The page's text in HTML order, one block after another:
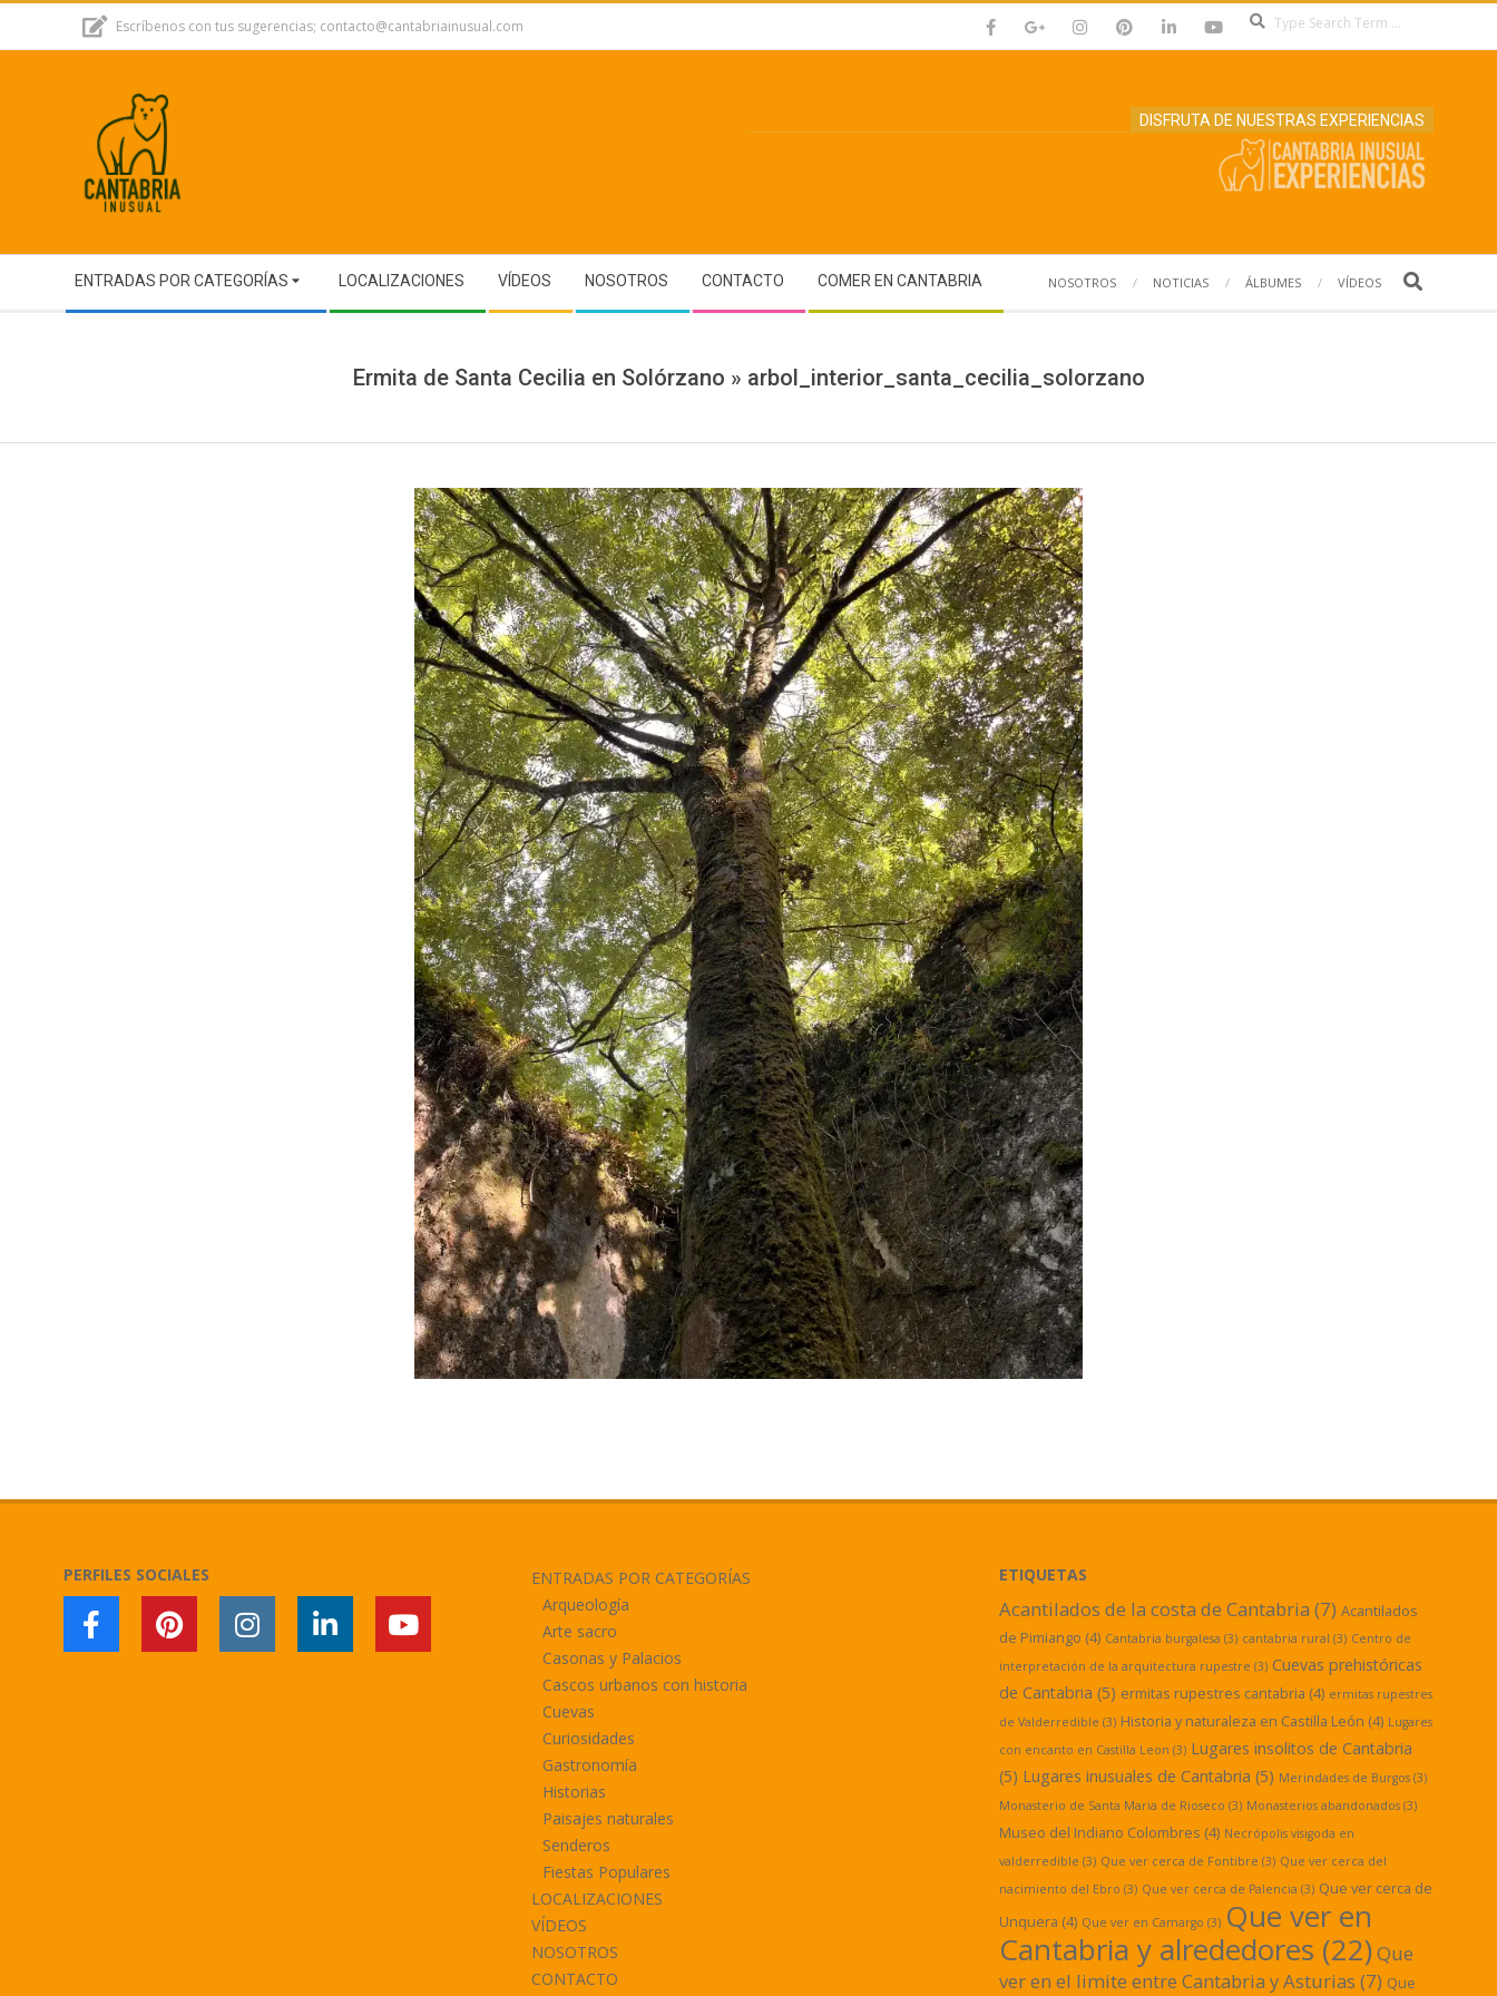
Escríbenos con tus sugerencias; contacto@cantabriainusual.com
DISFRUTA DE NUESTRAS EXPERIENCIAS
Navigation
Menu
ENTRADAS POR CATEGORÍAS LOCALIZACIONES VÍDEOS NOSOTROS CONTACTO COMER EN CANTABRIA NOSOTROS NOTICIAS ÁLBUMES VÍDEOS Search
Ermita de Santa Cecilia en Solórzano » arbol_interior_santa_cecilia_solorzano
PERFILES SOCIALES
ENTRADAS POR CATEGORÍAS
Arqueología
Arte sacro
Casonas y Palacios
Cascos urbanos con historia
Cuevas
Curiosidades
Gastronomía
Historias
Paisajes naturales
Senderos
Fiestas Populares
LOCALIZACIONES
VÍDEOS
NOSOTROS
CONTACTO
ETIQUETAS
Acantilados de la costa de Cantabria (7) Acantilados
de Pimiango (4) Cantabria burgalesa (3) cantabria rural (3) Centro de
interpretación de la arquitectura rupestre (3) Cuevas prehistóricas
de Cantabria (5) ermitas rupestres cantabria (4) ermitas rupestres
de Valderredible (3) Historia y naturaleza en Castilla León (4) Lugares
con encanto en Castilla Leon (3) Lugares insolitos de Cantabria
(5) Lugares inusuales de Cantabria (5) Merindades de Burgos (3)
Monasterio de Santa Maria de Rioseco (3) Monasterios abandonados (3)
Museo del Indiano Colombres (4) Necrópolis visigoda en
valderredible (3) Que ver cerca de Fontibre (3) Que ver cerca del
nacimiento del Ebro (3) Que ver cerca de Palencia (3) Que ver cerca de
Unquera (4) Que ver en Camargo (3) Que ver en
Cantabria y alrededores (22) Que
ver en el limite entre Cantabria y Asturias (7) Que